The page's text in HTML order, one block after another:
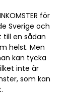
för
Sverige och
till en sådan
helst. Men
kan tycka
inte är
som kan